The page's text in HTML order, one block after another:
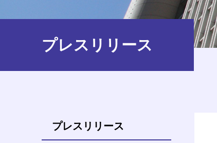
プレスリリース
プレスリリース